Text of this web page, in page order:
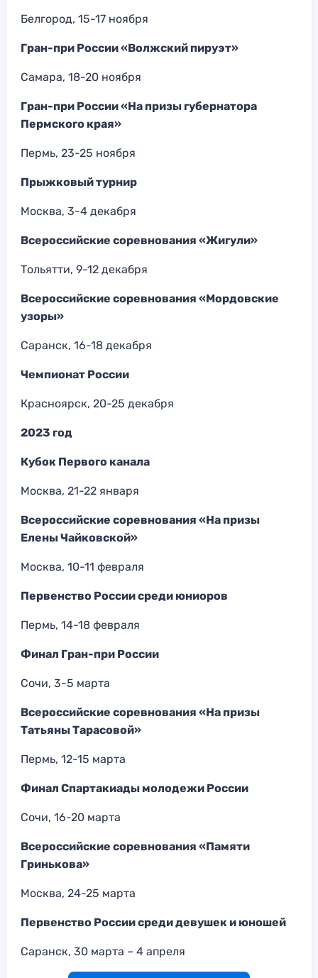
Белгород, 15-17 ноября
Гран-при России «Волжский пируэт»
Самара, 18-20 ноября
Гран-при России «На призы губернатора
Пермского края»
Пермь, 23-25 ноября
Прыжковый турнир
Москва, 3-4 декабря
Всероссийские соревнования «Жигули»
Тольятти, 9-12 декабря
Всероссийские соревнования «Мордовские
узоры»
Саранск, 16-18 декабря
Чемпионат России
Красноярск, 20-25 декабря
2023 год
Кубок Первого канала
Москва, 21-22 января
Всероссийские соревнования «На призы
Елены Чайковской»
Москва, 10-11 февраля
Первенство России среди юниоров
Пермь, 14-18 февраля
Финал Гран-при России
Сочи, 3-5 марта
Всероссийские соревнования «На призы
Татьяны Тарасовой»
Пермь, 12-15 марта
Финал Спартакиады молодежи России
Сочи, 16-20 марта
Всероссийские соревнования «Памяти
Гринькова»
Москва, 24-25 марта
Первенство России среди девушек и юношей
Саранск, 30 марта – 4 апреля